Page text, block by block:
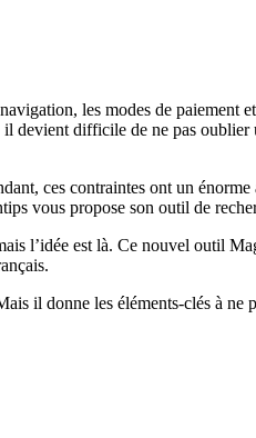
les modes de paiement
devient difficile de ne pas
ces contraintes ont un
vous propose son outil de
l’idée est là. Ce nouvel outil
il donne les éléments-clés à